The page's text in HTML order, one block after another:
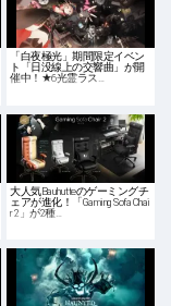
「⽩夜極光」期間限定イベン
ト「日没線上の交響曲」が開
催中！★6光霊ラス…
大人気Bauhutteのゲーミングチ
ェアが進化！「Gaming Sofa Chai
r 2」が2種…